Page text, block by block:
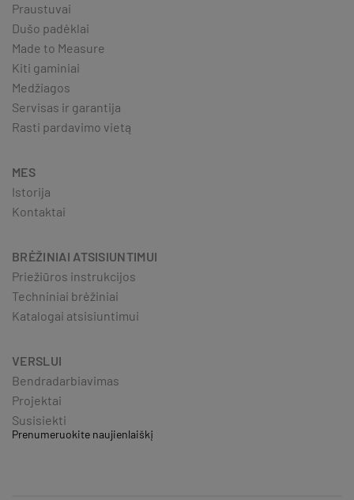
Praustuvai
Dušo padėklai
Made to Measure
Kiti gaminiai
Medžiagos
Servisas ir garantija
Rasti pardavimo vietą
MES
Istorija
Kontaktai
BRĖŽINIAI ATSISIUNTIMUI
Priežiūros instrukcijos
Techniniai brėžiniai
Katalogai atsisiuntimui
VERSLUI
Bendradarbiavimas
Projektai
Susisiekti
Prenumeruokite naujienlaiškį